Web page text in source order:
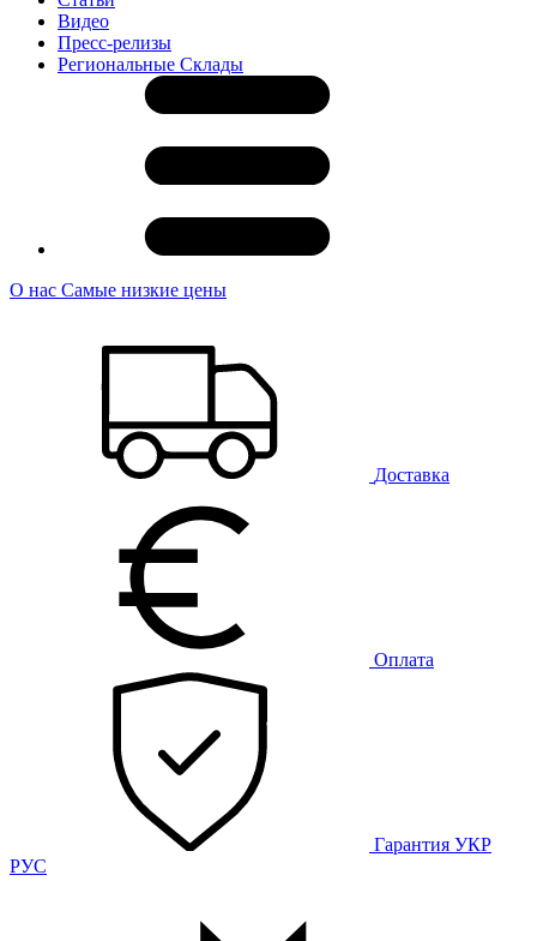
Видео
Пресс-релизы
Региональные Склады
О нас Самые низкие цены
Доставка
Оплата
Гарантия УКР
РУС